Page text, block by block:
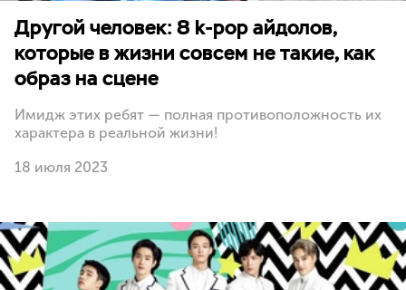
Другой человек: 8 k-pop айдолов,
которые в жизни совсем не такие, как
образ на сцене
Имидж этих ребят — полная противоположность их
характера в реальной жизни!
18 июля 2023